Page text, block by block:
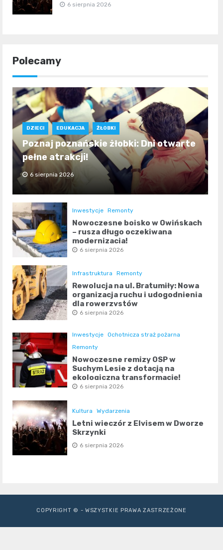
6 sierpnia 2026
Polecamy
DZIECI EDUKACJA ŻŁOBKI
Poznaj poznańskie żłobki: Dni otwarte
pełne atrakcji!
6 sierpnia 2026
Inwestycje Remonty
Nowoczesne boisko w Owińskach
– rusza długo oczekiwana
modernizacja!
6 sierpnia 2026
Infrastruktura Remonty
Rewolucja na ul. Bratumiły: Nowa
organizacja ruchu i udogodnienia
dla rowerzystów
6 sierpnia 2026
Inwestycje Ochotnicza straż pożarna
Remonty
Nowoczesne remizy OSP w
Suchym Lesie z dotacją na
ekologiczną transformację!
6 sierpnia 2026
Kultura Wydarzenia
Letni wieczór z Elvisem w Dworze
Skrzynki
6 sierpnia 2026
COPYRIGHT © - WSZYSTKIE PRAWA ZASTRZEŻONE